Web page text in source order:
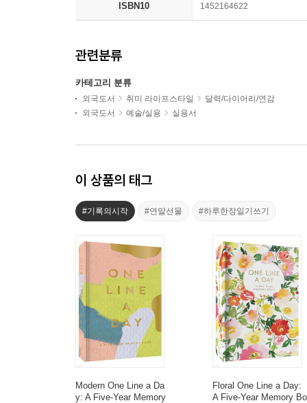
ISBN10 1452164622
관련분류
카테고리 분류
외국도서 취미 라이프스타일
달력/다이어리/연감
외국도서
예술/실용 실용서
이 상품의 태그
#기록의시작 #연말선물 #하루한장일기쓰기
Modern One Line a Da
y: A Five-Year Memory
Floral One Line a Day:
A Five-Year Memory Bo